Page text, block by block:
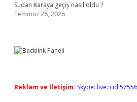
Sudan Karaya geçiş nasıl oldu ?
Temmuz 28, 2026
Reklam ve İletişim: Skype: